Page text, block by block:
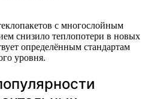
с многослойным
снизило теплопотери в новых
определённым стандартам
уровня.